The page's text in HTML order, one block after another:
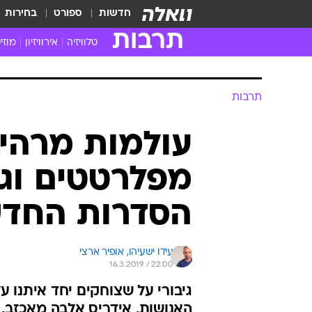
חדשות ספורט בחירות
תרבות טלוויזיה
טלוויזיה מחו"ל
סדרות מומלצות
האח הגדול
אירוויזיון
תרבות
עולמות
מפלרטטים
הסדרות
עידו ישעיהו, אופיר ארצי
16.3.2019 / 22:00
גיבורי על שצוחקים יחד איתנו